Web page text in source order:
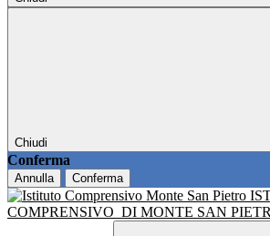
Chiudi
Conferma
Annulla Conferma
COMPRENSIVO DI MONTE SAN